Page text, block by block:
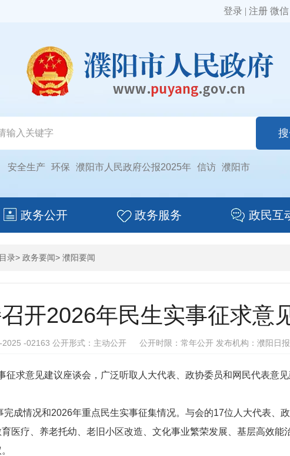
登录 | 注册 微信
安全生产 环保 濮阳市人民政府公报2025年 信访 濮阳市
政务公开 政务服务 政民互
录> 政务要闻> 濮阳要闻
开2026年民生实事征求意
2025 -02163 公开形式：主动公开 公开时限：常年公开 发布机构：濮阳日
征求意见建议座谈会，广泛听取人大代表、政协委员和网民代表意
完成情况和2026年重点民生实事征集情况。与会的17位人大代表、
医疗、养老托幼、老旧小区改造、文化事业繁荣发展、基层高效